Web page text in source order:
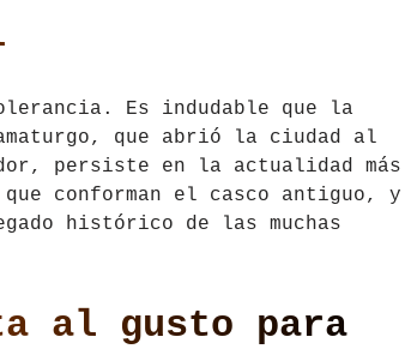
Es indudable que la
que abrió la ciudad al
persiste en la actualidad más
conforman el casco antiguo, y
histórico de las muchas
al gusto para